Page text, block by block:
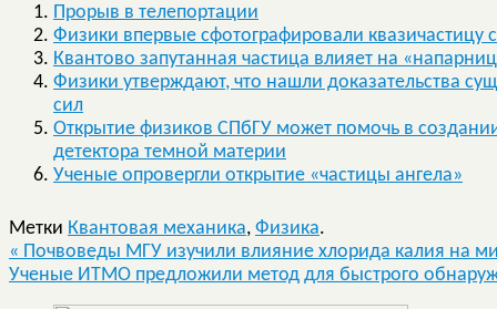
Прорыв в телепортации
Физики впервые сфотографировали квазичастицу
Квантово запутанная частица влияет на
Физики утверждают, что нашли доказательства
сил
Открытие физиков СПбГУ может помочь в
детектора темной материи
Ученые опровергли открытие «частицы ангела»
Метки Квантовая механика, Физика.
« Почвоведы МГУ изучили влияние хлорида калия на
Ученые ИТМО предложили метод для быстрого